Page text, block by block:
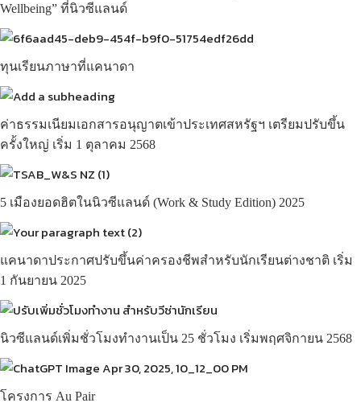
Wellbeing” ที่นิวซีแลนด์
ทุนเรียนภาษาที่แคนาดา
ค่าธรรมเนียมเอกสารอนุญาตเข้าประเทศสหรัฐฯ เตรียมปรับขึ้น
ครั้งใหญ่ เริ่ม 1 ตุลาคม 2568
5 เมืองยอดฮิตในนิวซีแลนด์ (Work & Study Edition) 2025
แคนาดาประกาศปรับขึ้นค่าครองชีพสำหรับนักเรียนต่างชาติ เริ่ม
1 กันยายน 2025
นิวซีแลนด์เพิ่มชั่วโมงทำงานเป็น 25 ชั่วโมง เริ่มพฤศจิกายน 2568
โครงการ Au Pair